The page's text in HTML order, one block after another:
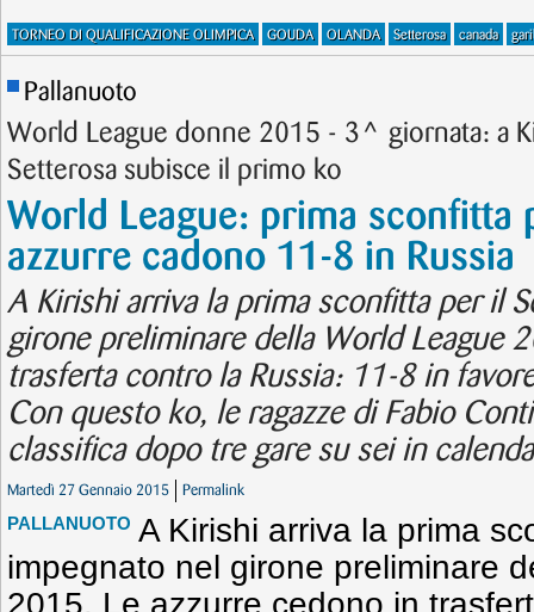
TORNEO DI QUALIFICAZIONE OLIMPICA GOUDA OLANDA Setterosa canada
Pallanuoto
World League donne 2015 - 3^ giornata: a
Setterosa subisce il primo ko
World League: prima sconfitta
azzurre cadono 11-8 in Russia
A Kirishi arriva la prima sconfitta per il
girone preliminare della World League
trasferta contro la Russia: 11-8 in
Con questo ko, le ragazze di Fabio
classifica dopo tre gare su sei in
Martedì 27 Gennaio 2015 Permalink
PALLANUOTO A Kirishi arriva la prima
impegnato nel girone preliminare
2015. Le azzurre cedono in